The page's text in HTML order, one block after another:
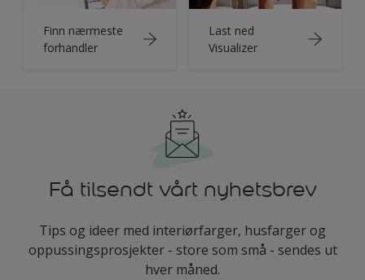
Finn nærmeste
forhandler
Last ned
Visualizer
Få tilsendt vårt nyhetsbrev
Tips og ideer med interiørfarger, husfarger og
oppussingsprosjekter - store som små - sendes ut
hver måned.